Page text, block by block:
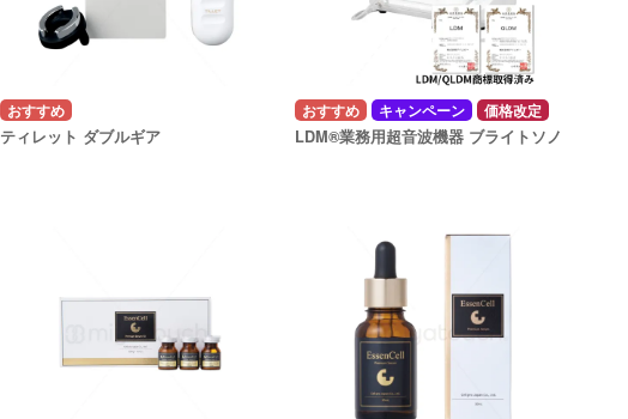
ティレット ダブルギア
キャンペーン
価格改定
LDM®業務用超音波機器 ブライトソノ